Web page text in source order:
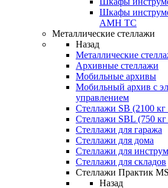
Шкафы
AMH TC
Металлические стеллажи
Назад
Металлические
Архивные стеллажи
Мобильные архивы
Мобильный архив с
управлением
Стеллажи SB (2100 кг
Стеллажи SBL (750 кг
Стеллажи для гаража
Стеллажи для дома
Стеллажи для
Стеллажи для складов
Стеллажи Практик MS
Назад